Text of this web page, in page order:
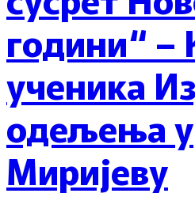
години“ –
ученика
одељења у
Миријеву